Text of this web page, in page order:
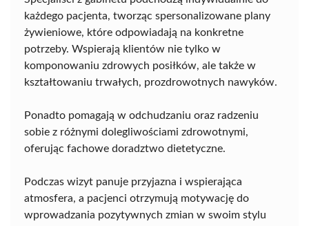
każdego pacjenta, tworząc spersonalizowane plany
żywieniowe, które odpowiadają na konkretne
potrzeby. Wspierają klientów nie tylko w
komponowaniu zdrowych posiłków, ale także w
kształtowaniu trwałych, prozdrowotnych nawyków.
Ponadto pomagają w odchudzaniu oraz radzeniu
sobie z różnymi dolegliwościami zdrowotnymi,
oferując fachowe doradztwo dietetyczne.
Podczas wizyt panuje przyjazna i wspierająca
atmosfera, a pacjenci otrzymują motywację do
wprowadzania pozytywnych zmian w swoim stylu